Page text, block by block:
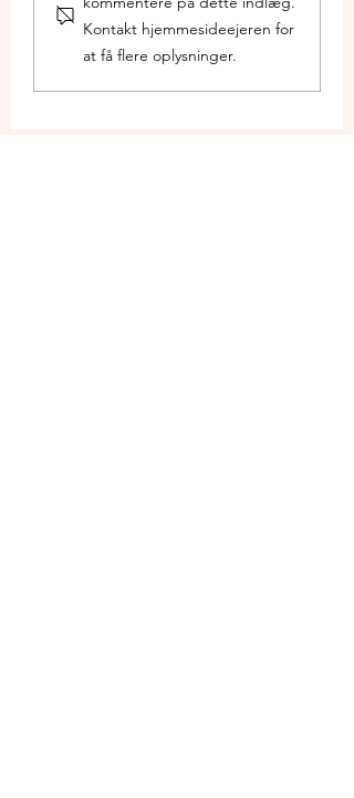
høringssvar mod
støjforurening fra
Motorvej Syd
Kontakt hjemmesideejeren for
at få flere oplysninger.